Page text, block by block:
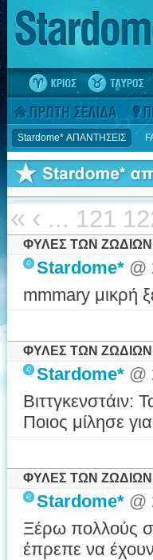
Stardome* ΑΠΑΝΤΗΣΕΙΣ
« ‹ ... 121
ΦΥΛΕΣ ΤΩΝ
Stardome* @
mmmary μικρή
ΦΥΛΕΣ ΤΩΝ
Stardome* @
Ποιος μίλησε
ΦΥΛΕΣ ΤΩΝ
Stardome* @
Ξέρω πολλούς
έπρεπε να